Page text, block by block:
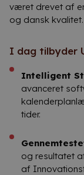
været drevet af
og dansk kvalitet.
I dag tilbyder
Intelligent
avanceret
tider.
og resultatet
af